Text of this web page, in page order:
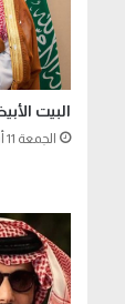
البيت
الجمعة 11 أبريل 2025